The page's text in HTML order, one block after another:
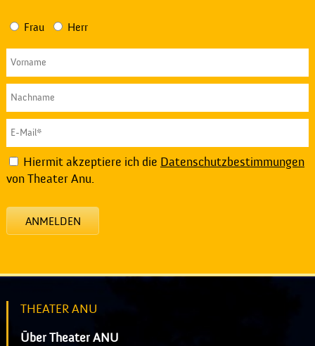
Frau Herr
Hiermit akzeptiere ich die Datenschutzbestimmungen
von Theater Anu.
ANMELDEN
THEATER ANU
Über Theater ANU